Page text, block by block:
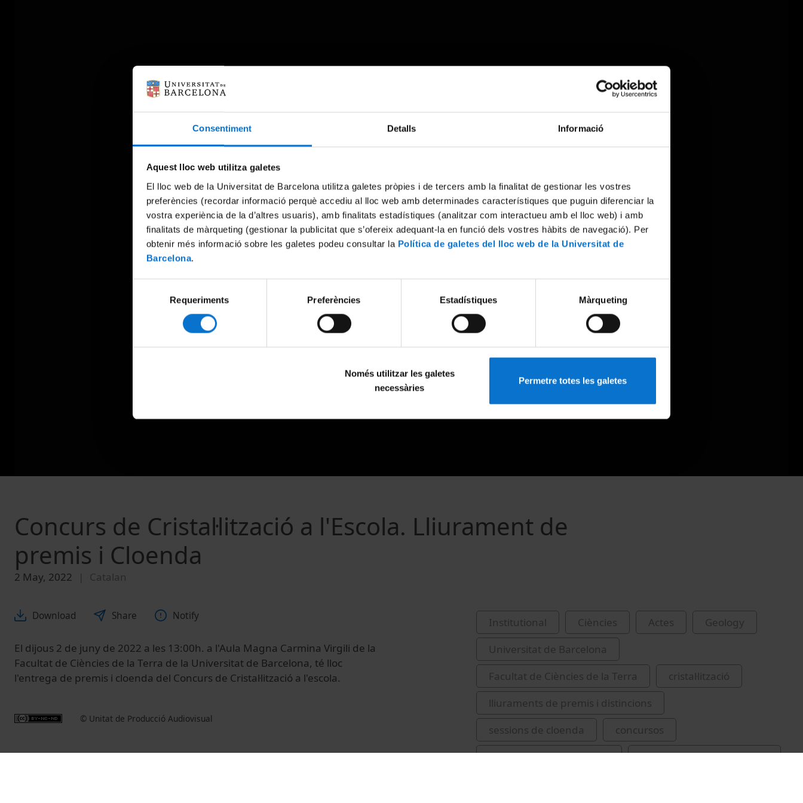
Consentiment Detalls Informació
Aquest lloc web utilitza galetes
El lloc web de la Universitat de Barcelona utilitza galetes pròpies i de tercers amb la finalitat de gestionar les vostres
preferències (recordar informació perquè accediu al lloc web amb determinades característiques que puguin diferenciar la
vostra experiència de la d’altres usuaris), amb finalitats estadístiques (analitzar com interactueu amb el lloc web) i amb
finalitats de màrqueting (gestionar la publicitat que s’ofereix adequant-la en funció dels vostres hàbits de navegació). Per
obtenir més informació sobre les galetes podeu consultar la Política de galetes del lloc web de la Universitat de
Barcelona.
consentiment
Requeriments Preferències Estadístiques Màrqueting
Només utilitzar les galetes
necessàries
Permetre totes les galetes
Something went wrong
Try again
Concurs de Cristal·lització a l'Escola. Lliurament de
premis i Cloenda
2 May, 2022 Catalan
Download Share Notify
El dijous 2 de juny de 2022 a les 13:00h. a l'Aula Magna Carmina Virgili de la
Facultat de Ciències de la Terra de la Universitat de Barcelona, té lloc
l'entrega de premis i cloenda del Concurs de Cristal·lització a l'escola.
© Unitat de Producció Audiovisual
Institutional Ciències Actes
Geology
Universitat de Barcelona
Facultat de Ciències de la Terra
cristal·lització
lliuraments de premis i distincions
sessions de cloenda
concursos
Marfany i Nadal, Gemma
Calvet Pallàs, Maria Teresa